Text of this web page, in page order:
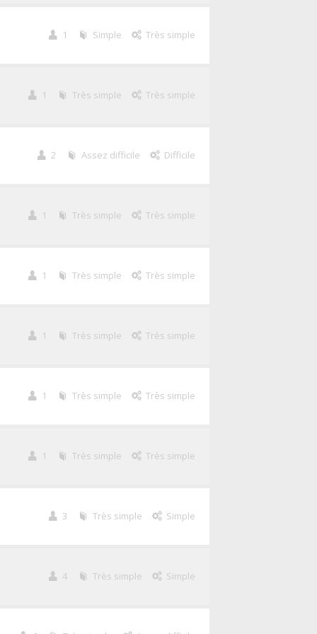
1 Simple Très simple
1 Très simple Très simple
2 Assez difficile Difficile
1 Très simple Très simple
1 Très simple Très simple
1 Très simple Très simple
1 Très simple Très simple
1 Très simple Très simple
3 Très simple Simple
4 Très simple Simple